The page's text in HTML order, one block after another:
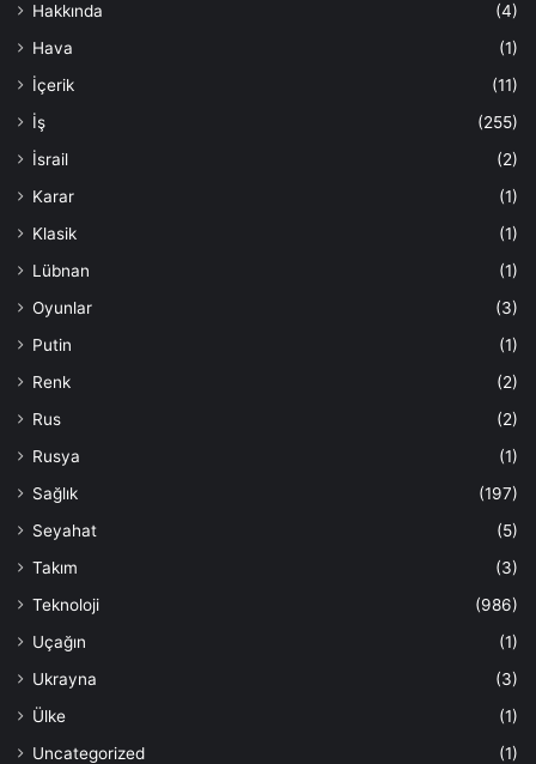
Hakkında
(4)
Hava
(1)
İçerik
(11)
İş
(255)
İsrail
(2)
Karar
(1)
Klasik
(1)
Lübnan
(1)
Oyunlar
(3)
Putin
(1)
Renk
(2)
Rus
(2)
Rusya
(1)
Sağlık
(197)
Seyahat
(5)
Takım
(3)
Teknoloji
(986)
Uçağın
(1)
Ukrayna
(3)
Ülke
(1)
Uncategorized
(1)